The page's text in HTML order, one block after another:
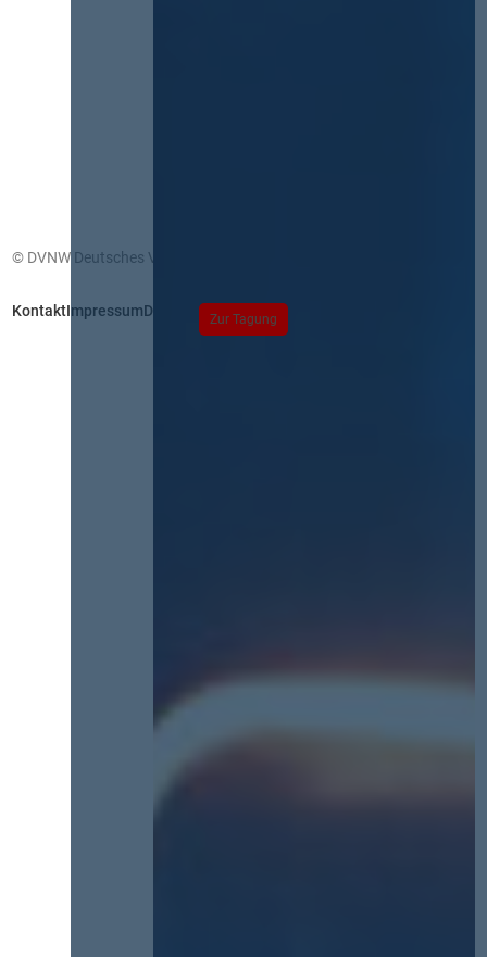
Zur Tagung
© DVNW Deutsches Vergabenetzwerk GmbH
KontaktImpressumDatenschutz